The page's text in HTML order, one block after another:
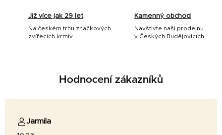
Již více jak 29 let
Na českém trhu značkových
zvířecích krmiv
Kamenný obchod
Navštivte naši prodejnu
v Českých Budějovicích
Hodnocení zákazníků
Jarmila